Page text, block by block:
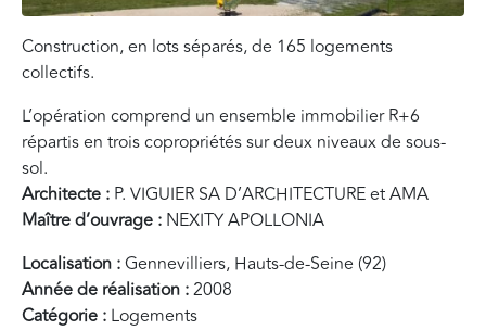
Construction, en lots séparés, de 165 logements
collectifs.
L’opération comprend un ensemble immobilier R+6
répartis en trois copropriétés sur deux niveaux de sous-
sol.
Architecte : P. VIGUIER SA D’ARCHITECTURE et AMA
Maître d’ouvrage : NEXITY APOLLONIA
Localisation :Gennevilliers, Hauts-de-Seine (92)
Année de réalisation :2008
Catégorie : Logements